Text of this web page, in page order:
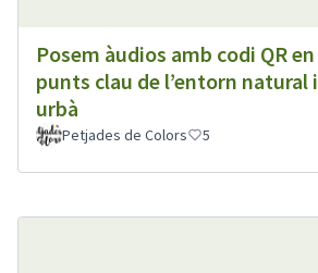
Posem àudios amb codi QR en
punts clau de l’entorn natural i
urbà
Petjades de Colors 5